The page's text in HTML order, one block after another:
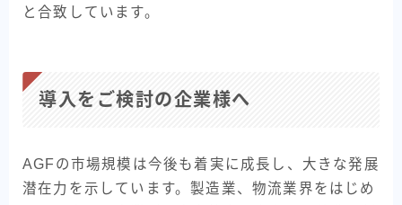
と合致しています。
導入をご検討の企業様へ
AGFの市場規模は今後も着実に成長し、大きな発展
潜在力を示しています。製造業、物流業界をはじめ